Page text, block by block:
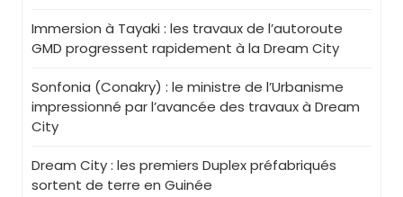
Immersion à Tayaki : les travaux de l’autoroute
GMD progressent rapidement à la Dream City
Sonfonia (Conakry) : le ministre de l’Urbanisme
impressionné par l’avancée des travaux à Dream
City
Dream City : les premiers Duplex préfabriqués
sortent de terre en Guinée